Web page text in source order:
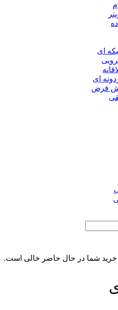
ای
ای
فرض
خرید شما در حال حاضر خالی است.